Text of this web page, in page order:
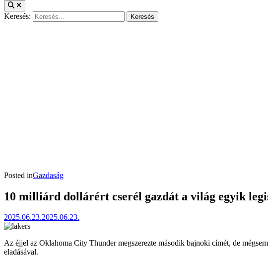
Keresés:
Posted inGazdaság
10 milliárd dollárért cserél gazdát a világ egyik
2025.06.23.2025.06.23.
Az éjjel az Oklahoma City Thunder megszerezte második bajnoki címét, de
eladásával.